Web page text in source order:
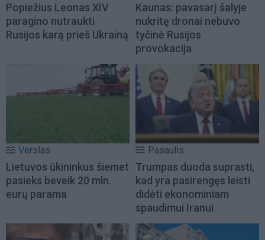
Popiežius Leonas XIV
paragino nutraukti
Rusijos karą prieš Ukrainą
Kaunas: pavasarį šalyje
nukritę dronai nebuvo
tyčinė Rusijos
provokacija
Verslas
Lietuvos ūkininkus šiemet
pasieks beveik 20 mln.
eurų parama
Pasaulis
Trumpas duoda suprasti,
kad yra pasirengęs leisti
didėti ekonominiam
spaudimui Iranui